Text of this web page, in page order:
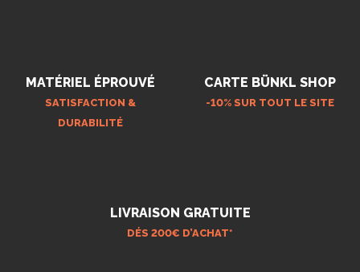
MATÉRIEL ÉPROUVÉ
SATISFACTION &
DURABILITÉ
CARTE BÜNKL SHOP
-10% SUR TOUT LE SITE
LIVRAISON GRATUITE
DÉS 200€ D’ACHAT*